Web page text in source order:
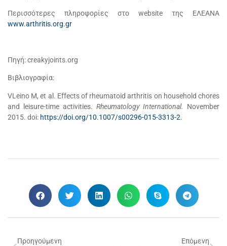
Περισσότερες πληροφορίες στο website της ΕΛΕΑΝΑ
www.arthritis.org.gr
Πηγή: creakyjoints.org
Βιβλιογραφία:
VLeino M, et al. Effects of rheumatoid arthritis on household chores
and leisure-time activities. Rheumatology International. November
2015. doi: https://doi.org/10.1007/s00296-015-3313-2.
Προηγούμενη Επόμενη